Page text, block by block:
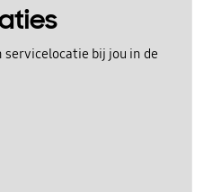
servicelocatie bij jou in de